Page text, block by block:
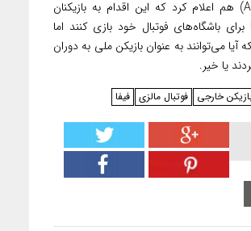
فوتبال آسیا (AFC) هم اعلام کرد که این اقدام به بازیکنان
باشگاه‌های فوتبال خود بازی کنند اما
می‌توانند به عنوان بازیکن ملی به دوران
یا خیر.
خارجی فوتبال مالزی فیفا